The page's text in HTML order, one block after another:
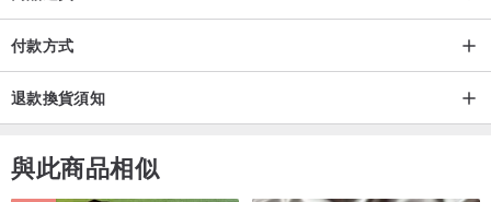
付款方式
退款換貨須知
與此商品相似